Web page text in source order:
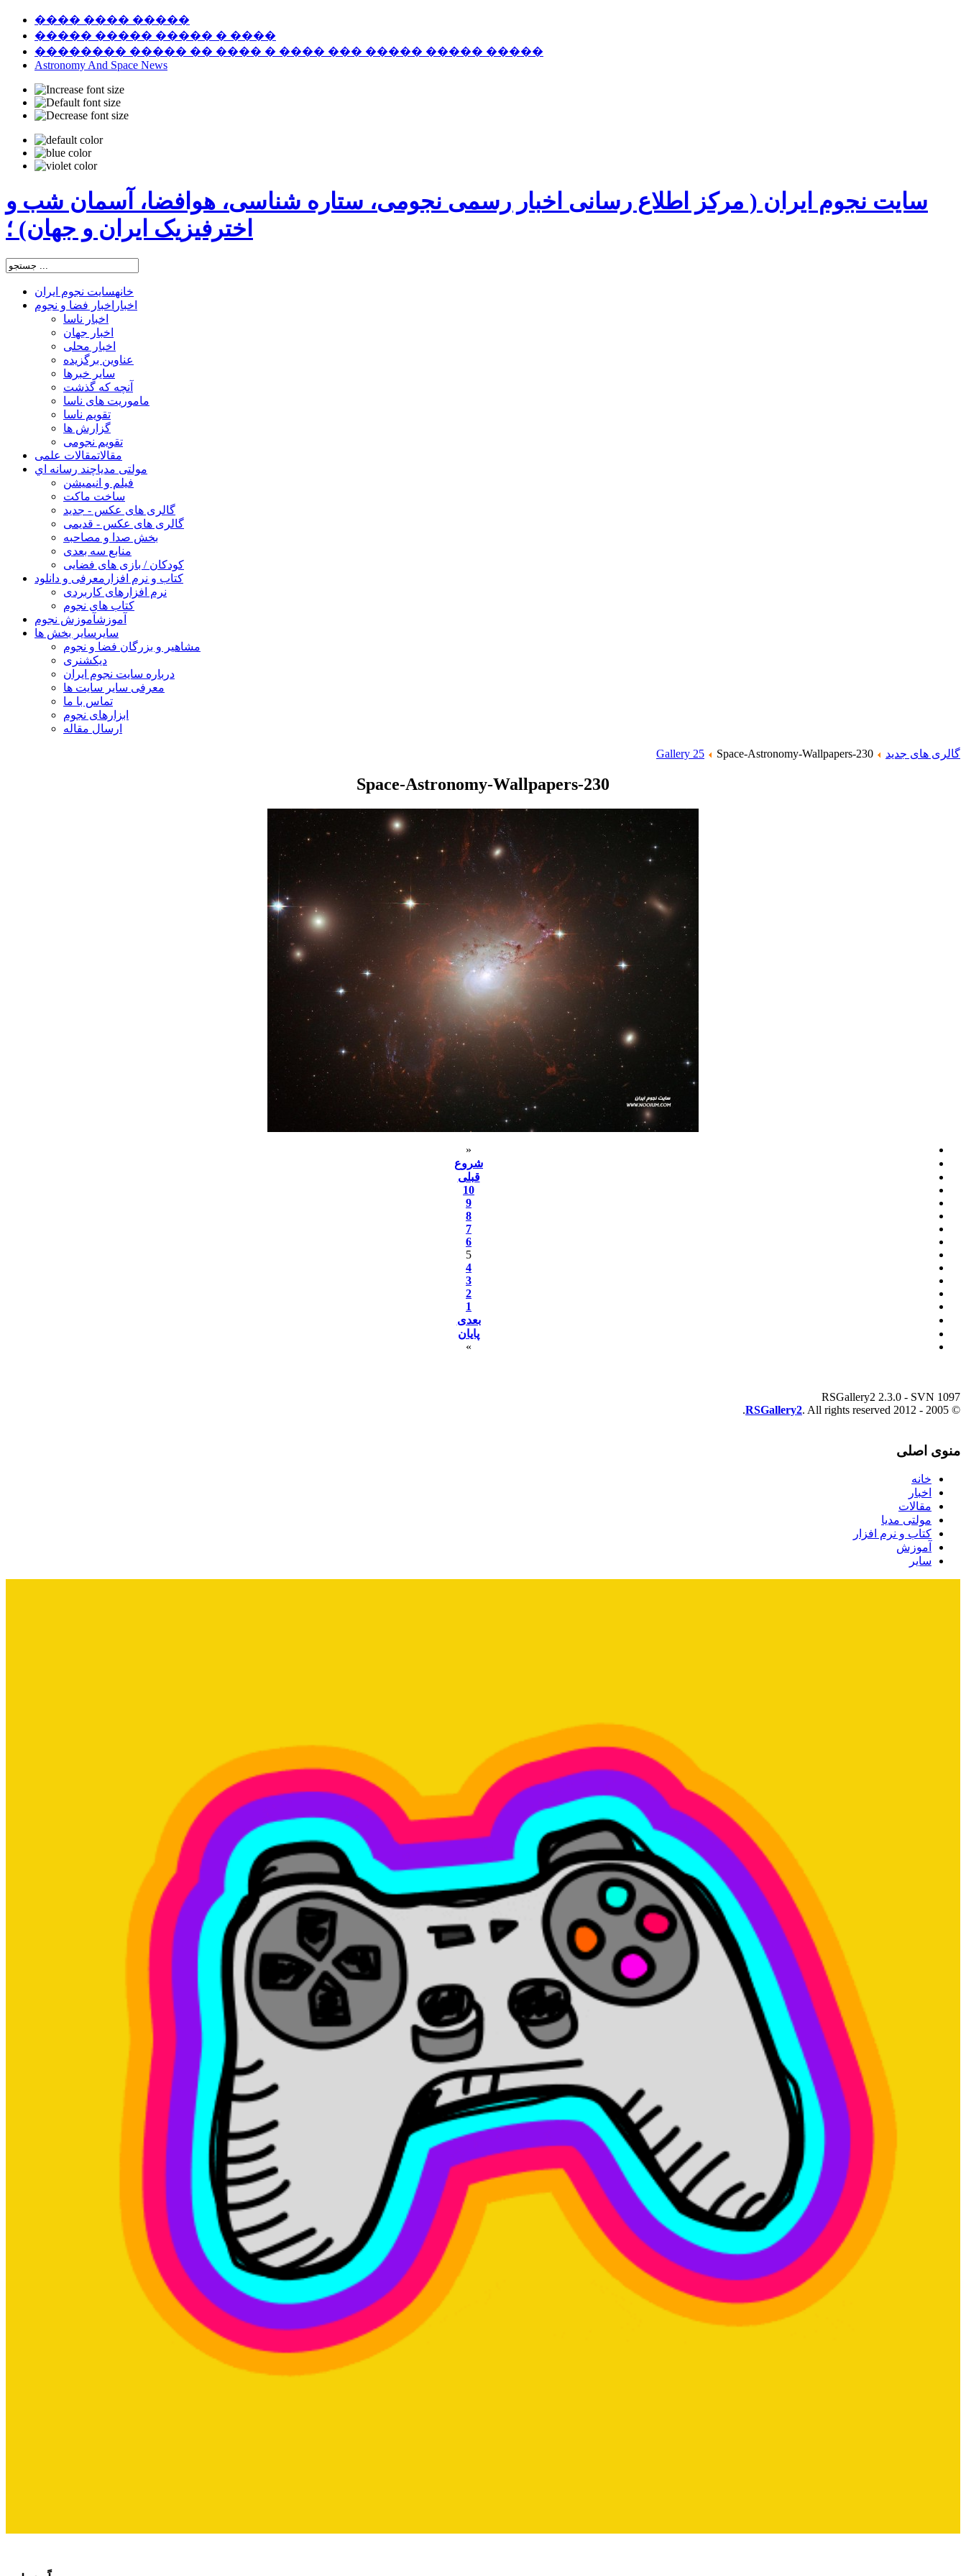
���� ���� �����
����� ����� ����� � ����
�������� ����� �� ���� � ���� ��� ����� ����� �����
Astronomy And Space News
سایت نجوم ایران ( مرکز اطلاع رسانی اخبار رسمی نجومی، ستاره شناسی، هوافضا، آسمان شب و
اخترفیزیک ایران و جهان) ؛
خانهسایت نجوم ایران
اخبار اخبار فضا و نجوم
اخبار ناسا
اخبار جهان
اخبار محلی
عناوین برگزیده
سایر خبرها
آنچه که گذشت
ماموریت های ناسا
تقویم ناسا
گزارش ها
تقویم نجومی
مقالاتمقالات علمی
مولتی مدیاچند رسانه اي
فیلم و انیمیشن
ساخت ماکت
گالری های عکس - جدید
گالری های عکس - قدیمی
بخش صدا و مصاحبه
منابع سه بعدی
کودکان / بازی های فضایی
کتاب و نرم افزار معرفی و دانلود
نرم افزارهای کاربردی
کتاب های نجوم
آموزشآموزش نجوم
سایر سایر بخش ها
مشاهیر و بزرگان فضا و نجوم
دیکشنری
درباره سایت نجوم ایران
معرفی سایر سایت ها
تماس با ما
ابزارهای نجوم
ارسال مقاله
گالری های جدید Gallery 25 Space-Astronomy-Wallpapers-230
Space-Astronomy-Wallpapers-230
«
شروع
قبلی
10
9
8
7
6
5
4
3
2
1
بعدی
پایان
»
RSGallery2 2.3.0 - SVN 1097
© 2005 - 2012
RSGallery2. All rights reserved.
منوی اصلی
خانه
اخبار
مقالات
مولتی مدیا
کتاب و نرم افزار
آموزش
سایر